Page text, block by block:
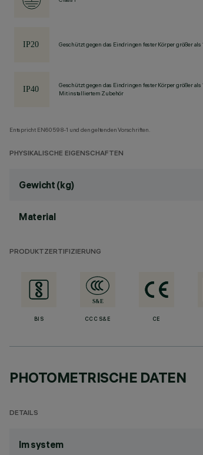
Geschützt gegen das Eindringen fester Körper größer
Geschützt gegen das Eindringen fester Körper größer
Mit installiertem Zubehör
Entspricht EN60598-1 und den geltenden Vorschriften.
PHYSIKALISCHE EIGENSCHAFTEN
Gewicht (kg)
Material
PRODUKTZERTIFIZIERUNG
BIS CCC S&E CE
PHOTOMETRISCHE DATEN
DETAILS
lm system